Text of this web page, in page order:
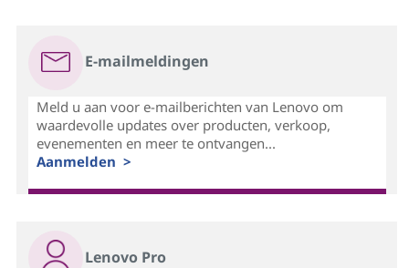
E-mailmeldingen
Meld u aan voor e-mailberichten van Lenovo om
waardevolle updates over producten, verkoop,
evenementen en meer te ontvangen...
Aanmelden >
Lenovo Pro